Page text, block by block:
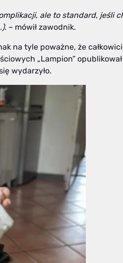
ale to standard, jeśli
– mówił zawodnik.
na tyle poważne, że
„Lampion”
wydarzyło.